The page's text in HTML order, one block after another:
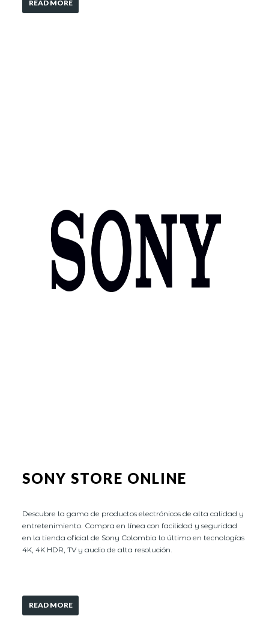
READ MORE
SONY STORE ONLINE
Descubre la gama de productos electrónicos de alta calidad y
entretenimiento. Compra en línea con facilidad y seguridad
en la tienda oficial de Sony Colombia lo último en tecnologías
4K, 4K HDR, TV y audio de alta resolución.
READ MORE